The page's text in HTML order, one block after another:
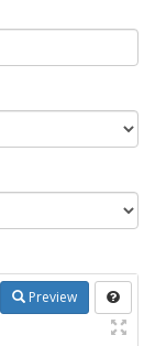
Preview